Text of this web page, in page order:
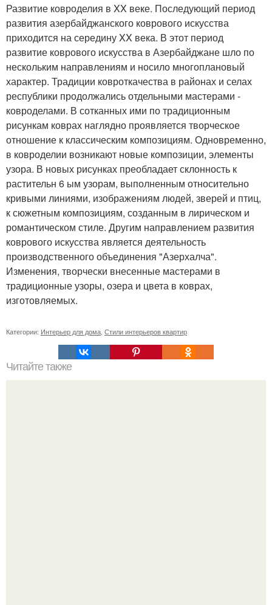
Развитие ковроделия в XX веке. Последующий период
развития азербайджанского коврового искусства
приходится на середину XX века. В этот период
развитие коврового искусства в Азербайджане шло по
нескольким направлениям и носило многоплановый
характер. Традиции ковроткачества в районах и селах
республики продолжались отдельными мастерами -
ковроделами. В сотканных ими по традиционным
рисункам коврах наглядно проявляется творческое
отношение к классическим композициям. Одновременно,
в ковроделии возникают новые композиции, элементы
узора. В новых рисунках преобладает склонность к
растительн 6 ым узорам, выполненным относительно
кривыми линиями, изображениям людей, зверей и птиц,
к сюжетным композициям, созданным в лирическом и
романтическом стиле. Другим направлением развития
коврового искусства является деятельность
производственного объединения "Азерхалча".
Изменения, творчески внесенные мастерами в
традиционные узоры, озера и цвета в коврах,
изготовляемых.
Категории: Интерьер для дома Стили интерьеров квартир
Читайте также